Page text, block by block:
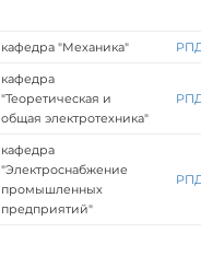
кафедра "Механика"
кафедра
"Теоретическая и
общая электротехника"
кафедра
"Электроснабжение
промышленных
предприятий"